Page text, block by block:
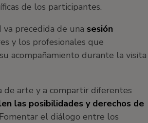
de los participantes.
va precedida de una sesión
y los profesionales que
acompañamiento durante la visita
de arte y a compartir diferentes
las posibilidades y derechos de
Fomentar el diálogo entre los